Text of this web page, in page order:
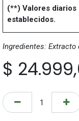
(**) Valores diarios
establecidos.
Ingredientes: Extracto
$